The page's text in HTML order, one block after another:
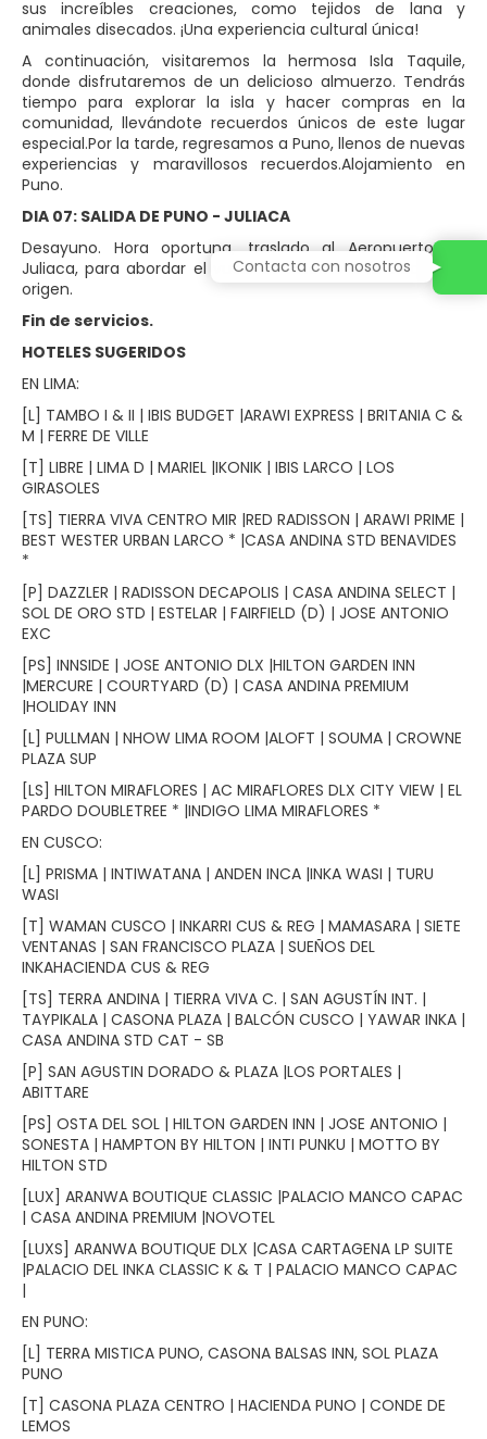
sus increíbles creaciones, como tejidos de lana y
animales disecados. ¡Una experiencia cultural única!
A continuación, visitaremos la hermosa Isla Taquile,
donde disfrutaremos de un delicioso almuerzo. Tendrás
tiempo para explorar la isla y hacer compras en la
comunidad, llevándote recuerdos únicos de este lugar
especial.Por la tarde, regresamos a Puno, llenos de nuevas
experiencias y maravillosos recuerdos.Alojamiento en
Puno.
DIA 07: SALIDA DE PUNO - JULIACA
Desayuno. Hora oportuna, traslado al Aeropuerto de
Juliaca, para abordar el vuelo de retorno a la ciudad de
origen.
Fin de servicios.
HOTELES SUGERIDOS
EN LIMA:
[L] TAMBO I & II | IBIS BUDGET |ARAWI EXPRESS | BRITANIA C &
M | FERRE DE VILLE
[T] LIBRE | LIMA D | MARIEL |IKONIK | IBIS LARCO | LOS
GIRASOLES
[TS] TIERRA VIVA CENTRO MIR |RED RADISSON | ARAWI PRIME |
BEST WESTER URBAN LARCO * |CASA ANDINA STD BENAVIDES
*
[P] DAZZLER | RADISSON DECAPOLIS | CASA ANDINA SELECT |
SOL DE ORO STD | ESTELAR | FAIRFIELD (D) | JOSE ANTONIO
EXC
[PS] INNSIDE | JOSE ANTONIO DLX |HILTON GARDEN INN
|MERCURE | COURTYARD (D) | CASA ANDINA PREMIUM
|HOLIDAY INN
[L] PULLMAN | NHOW LIMA ROOM |ALOFT | SOUMA | CROWNE
PLAZA SUP
[LS] HILTON MIRAFLORES | AC MIRAFLORES DLX CITY VIEW | EL
PARDO DOUBLETREE * |INDIGO LIMA MIRAFLORES *
EN CUSCO:
[L] PRISMA | INTIWATANA | ANDEN INCA |INKA WASI | TURU
WASI
[T] WAMAN CUSCO | INKARRI CUS & REG | MAMASARA | SIETE
VENTANAS | SAN FRANCISCO PLAZA | SUEÑOS DEL
INKAHACIENDA CUS & REG
[TS] TERRA ANDINA | TIERRA VIVA C. | SAN AGUSTÍN INT. |
TAYPIKALA | CASONA PLAZA | BALCÓN CUSCO | YAWAR INKA |
CASA ANDINA STD CAT - SB
[P] SAN AGUSTIN DORADO & PLAZA |LOS PORTALES |
ABITTARE
[PS] OSTA DEL SOL | HILTON GARDEN INN | JOSE ANTONIO |
SONESTA | HAMPTON BY HILTON | INTI PUNKU | MOTTO BY
HILTON STD
[LUX] ARANWA BOUTIQUE CLASSIC |PALACIO MANCO CAPAC
| CASA ANDINA PREMIUM |NOVOTEL
[LUXS] ARANWA BOUTIQUE DLX |CASA CARTAGENA LP SUITE
|PALACIO DEL INKA CLASSIC K & T | PALACIO MANCO CAPAC
|
EN PUNO:
[L] TERRA MISTICA PUNO, CASONA BALSAS INN, SOL PLAZA
PUNO
[T] CASONA PLAZA CENTRO | HACIENDA PUNO | CONDE DE
LEMOS
Contacta con nosotros